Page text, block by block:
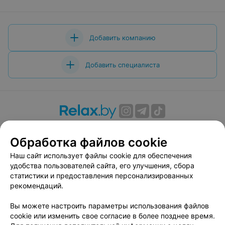
Добавить компанию
Добавить специалиста
Вакансии
Публичный договор
Способы оплаты
Публичный договор по использованию сервиса
«Афиша»
Пользовательское соглашение
Связаться по вопросам сотрудничества
Написать руководителю relax.by
Обработка файлов cookie
Наш сайт использует файлы cookie для обеспечения
удобства пользователей сайта, его улучшения, сбора
статистики и предоставления персонализированных
рекомендаций.
Вы можете настроить параметры использования файлов
cookie или изменить свое согласие в более позднее время.